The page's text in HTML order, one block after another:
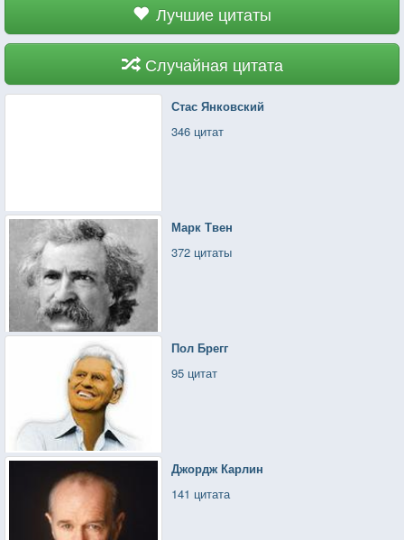
Лучшие цитаты
Случайная цитата
Стас Янковский
346 цитат
Марк Твен
372 цитаты
Пол Брегг
95 цитат
Джордж Карлин
141 цитата